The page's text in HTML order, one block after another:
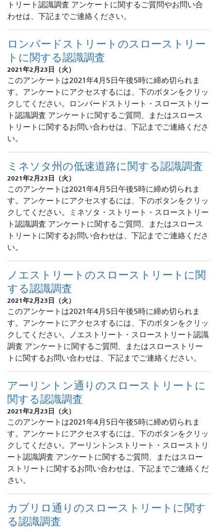
トリート認識調査 アンケートに関するご質問やお問い合
わせは、下記までご連絡ください。
ロンバードストリートのスローストリー
トに関する認識調査
2021年2月23日（火）
このアンケートは2021年4月5日午後5時に締め切られま
す。アンケートにアクセスするには、下のボタンをクリッ
クしてください。ロンバードストリート・スローストリー
ト認識調査 アンケートに関するご質問、またはスロース
トリートに関するお問い合わせは、下記までご連絡くださ
い。
ミネソタ州の低速道路に関する認識調査
2021年2月23日（火）
このアンケートは2021年4月5日午後5時に締め切られま
す。アンケートにアクセスするには、下のボタンをクリッ
クしてください。ミネソタ・ストリート・スローストリー
ト認識調査 アンケートに関するご質問、またはスロース
トリートに関するお問い合わせは、下記までご連絡くださ
い。
ノエストリートのスローストリートに関
する認識調査
2021年2月23日（火）
このアンケートは2021年4月5日午後5時に締め切られま
す。アンケートにアクセスするには、下のボタンをクリッ
クしてください。ノエストリート・スローストリート認識
調査 アンケートに関するご質問、またはスローストリー
トに関するお問い合わせは、下記までご連絡ください。
アーリントン通りのスローストリートに
関する認識調査
2021年2月23日（火）
このアンケートは2021年4月5日午後5時に締め切られま
す。アンケートにアクセスするには、下のボタンをクリッ
クしてください。アーリントンストリート・スローストリ
ート認識調査 アンケートに関するご質問、またはスロー
ストリートに関するお問い合わせは、下記までご連絡くだ
さい。
カブリロ通りのスローストリートに関す
る認識調査